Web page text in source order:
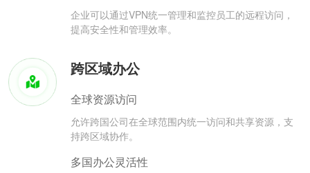
企业可以通过VPN统一管理和监控员工的远程访问，
提高安全性和管理效率。
跨区域办公
全球资源访问
允许跨国公司在全球范围内统一访问和共享资源，支
持跨区域协作。
多国办公灵活性